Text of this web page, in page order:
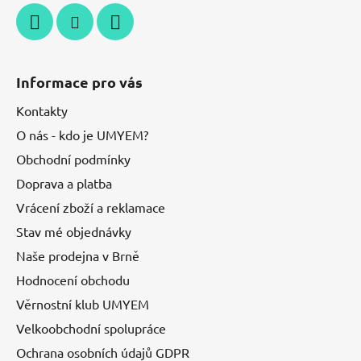
Informace pro vás
Kontakty
O nás - kdo je UMYEM?
Obchodní podmínky
Doprava a platba
Vrácení zboží a reklamace
Stav mé objednávky
Naše prodejna v Brně
Hodnocení obchodu
Věrnostní klub UMYEM
Velkoobchodní spolupráce
Ochrana osobních údajů GDPR